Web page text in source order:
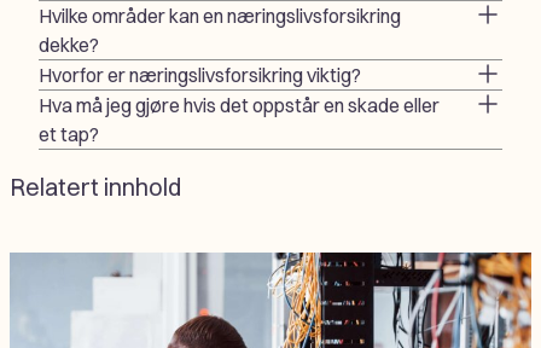
Hvilke områder kan en næringslivsforsikring
dekke?
Hvorfor er næringslivsforsikring viktig?
Hva må jeg gjøre hvis det oppstår en skade eller
et tap?
Relatert innhold